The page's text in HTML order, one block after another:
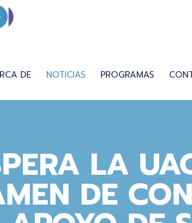
DE NOTICIAS PROGRAMAS
LA
DE